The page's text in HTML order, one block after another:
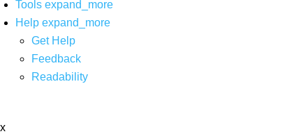
Tools expand_more
Help expand_more
Get Help
Feedback
Readability
x